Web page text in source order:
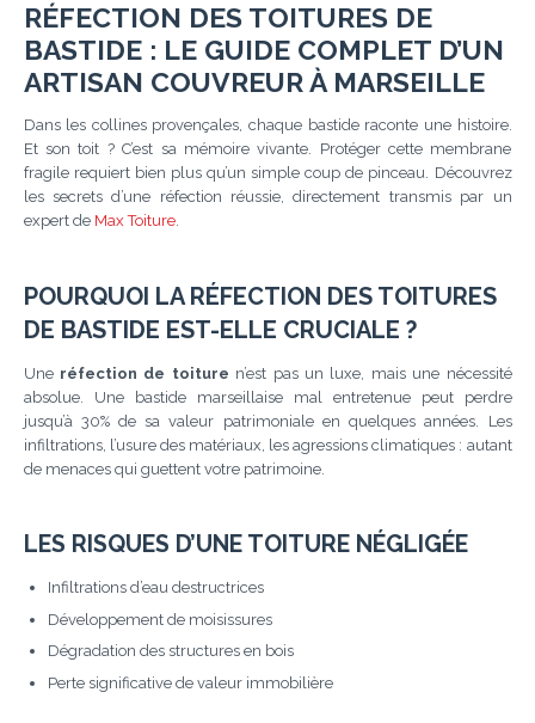
RÉFECTION DES TOITURES DE
BASTIDE : LE GUIDE COMPLET D’UN
ARTISAN COUVREUR À MARSEILLE
Dans les collines provençales, chaque bastide raconte une histoire.
Et son toit ? C’est sa mémoire vivante. Protéger cette membrane
fragile requiert bien plus qu’un simple coup de pinceau. Découvrez
les secrets d’une réfection réussie, directement transmis par un
expert de Max Toiture.
POURQUOI LA RÉFECTION DES TOITURES
DE BASTIDE EST-ELLE CRUCIALE ?
Une réfection de toiture n’est pas un luxe, mais une nécessité
absolue. Une bastide marseillaise mal entretenue peut perdre
jusqu’à 30% de sa valeur patrimoniale en quelques années. Les
infiltrations, l’usure des matériaux, les agressions climatiques : autant
de menaces qui guettent votre patrimoine.
LES RISQUES D’UNE TOITURE NÉGLIGÉE
Infiltrations d’eau destructrices
Développement de moisissures
Dégradation des structures en bois
Perte significative de valeur immobilière